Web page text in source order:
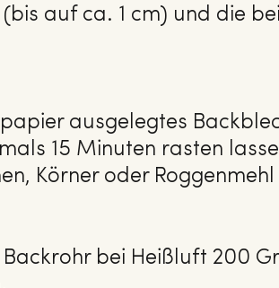
auf ca. 1 cm) und die
ausgelegtes
15 Minuten rasten
Körner oder
Backrohr bei Heißluft 200